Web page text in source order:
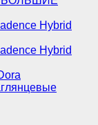
Hybrid
Hybrid